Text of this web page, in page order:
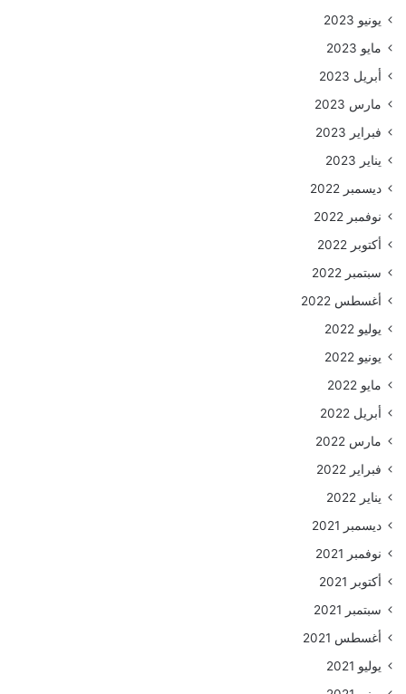
يونيو 2023
مايو 2023
أبريل 2023
مارس 2023
فبراير 2023
يناير 2023
ديسمبر 2022
نوفمبر 2022
أكتوبر 2022
سبتمبر 2022
أغسطس 2022
يوليو 2022
يونيو 2022
مايو 2022
أبريل 2022
مارس 2022
فبراير 2022
يناير 2022
ديسمبر 2021
نوفمبر 2021
أكتوبر 2021
سبتمبر 2021
أغسطس 2021
يوليو 2021